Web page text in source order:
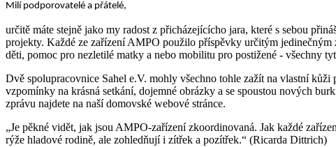
Milí podporovatelé a přátelé,
určitě máte stejně jako my radost z přicházejícícho jara, které s sebou
projekty. Každé ze zařízení AMPO použilo příspěvky určitým
děti, pomoc pro nezletilé matky a nebo mobilitu pro postižené - všechny
Dvě spolupracovnice Sahel e.V. mohly všechno tohle zažít na vlastní
vzpomínky na krásná setkání, dojemné obrázky a se spoustou nových
zprávu najdete na naší domovské webové stránce.
„Je pěkné vidět, jak jsou AMPO-zařízení zkoordinovaná. Jak každé
rýže hladové rodině, ale zohledňují i zítřek a pozítřek.“ (Ricarda Dittrich)